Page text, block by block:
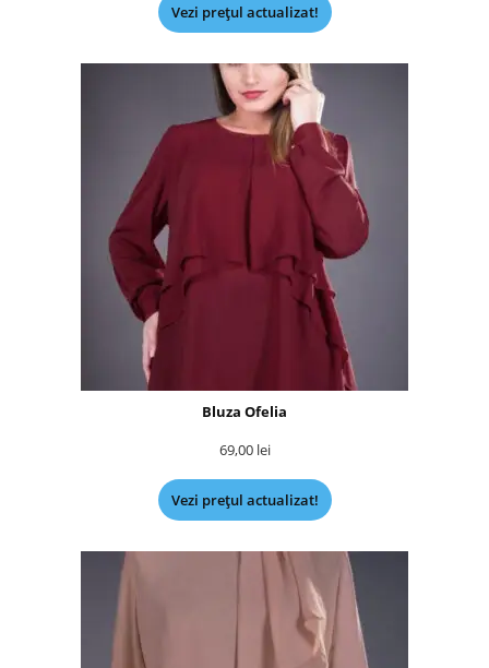
Vezi prețul actualizat!
Bluza Ofelia
69,00 lei
Vezi prețul actualizat!